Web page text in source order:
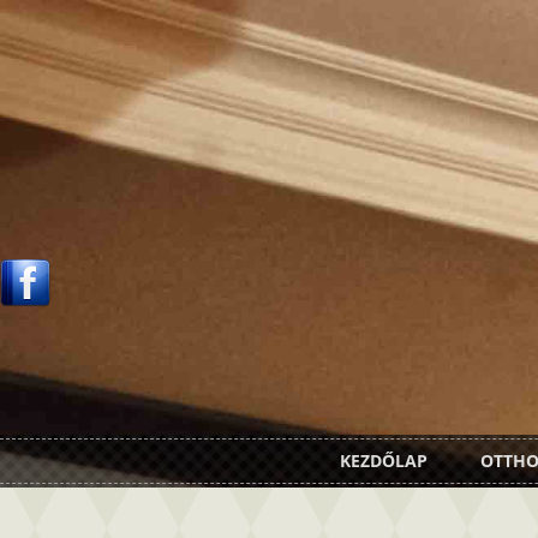
KEZDŐLAP